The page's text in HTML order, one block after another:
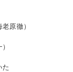
原徹）
た